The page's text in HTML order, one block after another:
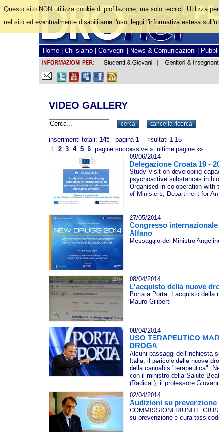
Home Chi siamo Convegni News & Comunicazioni
VIDEO GALLERY
inserimenti totali: 145 - pagina 1 risultati 1-15
1 2 3 4 5 6 pagine successive » ultime pagine »»
09/06/2014
Delegazione Croata 19 -
Study Visit on developing
psychoactive substances in
Organised in co-operation
of Ministers, Department for
27/05/2014
Congresso
Alfano
Messaggio del Ministro
08/04/2014
L'acquisto della nuove
Porta a Porta: L'acquisto della
Mauro Giliberti
08/04/2014
USO TERAPEUTICO
DROGA
Alcuni passaggi dell'inchiesta
Italia, il pericolo delle nuove
della cannabis "terapeutica".
con il ministro della Salute
(Radicali), il professore
02/04/2014
Audizioni su
COMMISSIONI RIUNITE
su prevenzione e cura
Questo sito NON utilizza cookie di profilazione, ma solo tecnici. Utilizza
nel sito ed eventualmente disabilitarne l'uso, leggi l'informativa estesa